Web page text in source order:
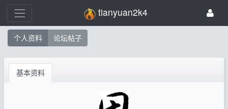
tianyuan2k4
个人资料 论坛帖子
基本资料